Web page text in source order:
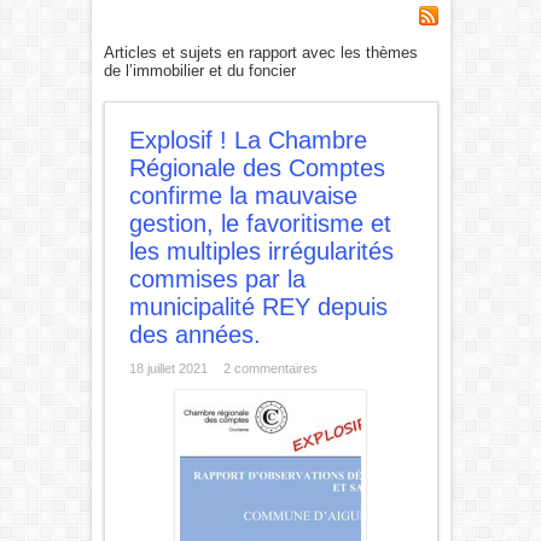
Articles et sujets en rapport avec les thèmes
de l’immobilier et du foncier
Explosif ! La Chambre
Régionale des Comptes
confirme la mauvaise
gestion, le favoritisme et
les multiples irrégularités
commises par la
municipalité REY depuis
des années.
18 juillet 2021 2 commentaires